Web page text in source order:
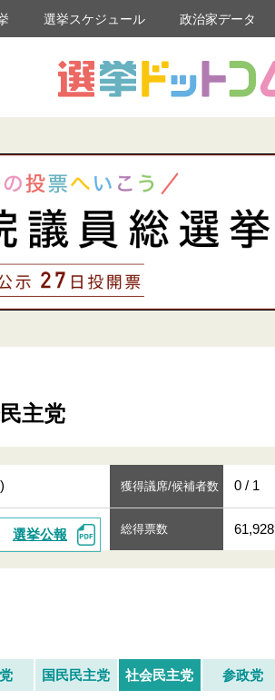
選挙スケジュール 政治家データ
主党
獲得議席/候補者数 0 / 1
選挙公報 総得票数 61,928
国民民主党 社会民主党 参政党